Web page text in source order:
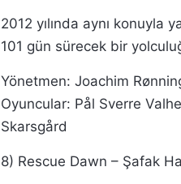
2012 yılında aynı konuyla
101 gün sürecek bir
Yönetmen: Joachim
Oyuncular: Pål Sverre
Skarsgård
8) Rescue Dawn – Şafak